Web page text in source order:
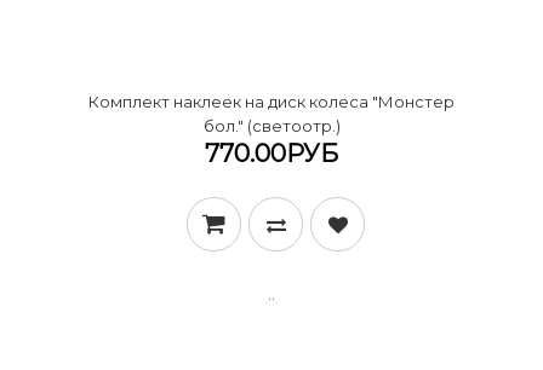
Комплект наклеек на диск колеса "Монстер
бол." (светоотр.)
770.00РУБ